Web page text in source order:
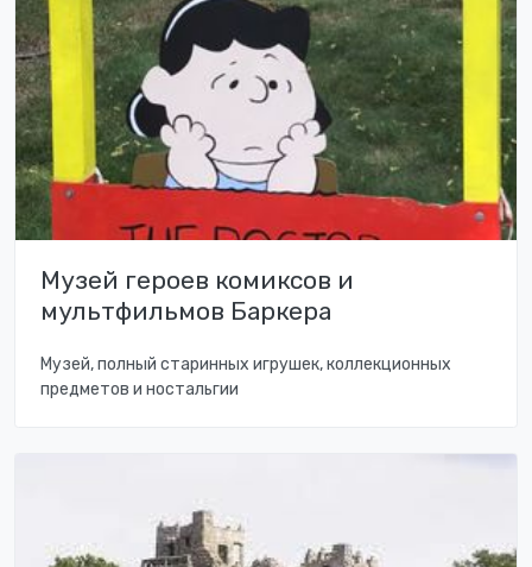
Музей героев комиксов и
мультфильмов Баркера
Музей, полный старинных игрушек, коллекционных
предметов и ностальгии